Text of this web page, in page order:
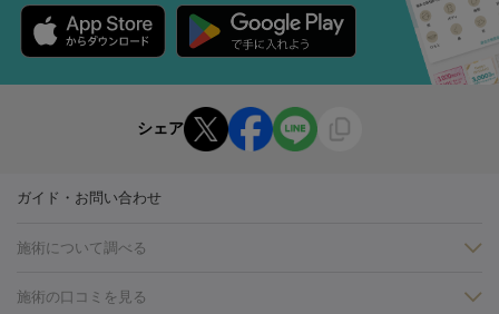
シェア
ガイド・お問い合わせ
施術について調べる
美白
施術の口コミを見る